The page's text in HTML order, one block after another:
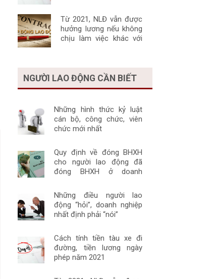
Từ 2021, NLĐ vẫn được
hưởng lương nếu không
chịu làm việc khác với
NGƯỜI LAO ĐỘNG CẦN BIẾT
Những hình thức kỷ luật
cán bộ, công chức, viên
chức mới nhất
Quy định về đóng BHXH
cho người lao động đã
đóng BHXH ở doanh
Những điều người lao
động “hỏi”, doanh nghiệp
nhất định phải “nói”
Cách tính tiền tàu xe đi
đường, tiền lương ngày
phép năm 2021